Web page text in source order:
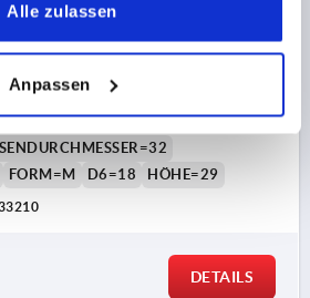
Alle zulassen
Anpassen
ERWEITERT D1=32, FORM:M
FORM=M D6=18 HÖHE=29
DETAILS